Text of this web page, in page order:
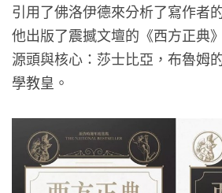
引用了佛洛伊德來分析了寫作者
他出版了震撼文壇的《西方正典
源頭與核心：莎士比亞，布魯姆
學教皇。